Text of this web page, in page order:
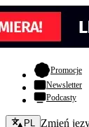
Promocje-
Newsletter
Podcasty
Zmień język -
PL Zmień